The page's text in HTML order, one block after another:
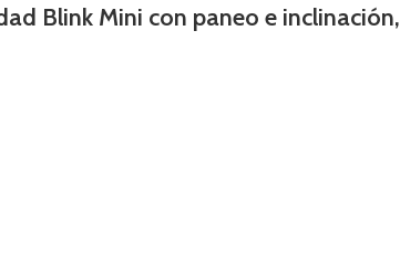
Blink Mini con paneo e inclinación,